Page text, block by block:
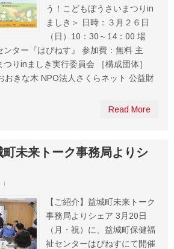
う！こどもぼうさいまつりin
ましき＞ 日時：３月２６日
（日）10：30～14：00 場
ンター『はぴねす』 参加費：無料 主
りinましき実行委員会 ［構成団体］
おきな木 NPO法人さくらネット 公益財
Read More
町未来トーク事務局よりシ
【ご紹介】益城町未来トーク
事務局よりシェア 3月20日
（月・祝）に、益城町保健福
祉センターはぴねすにて開催